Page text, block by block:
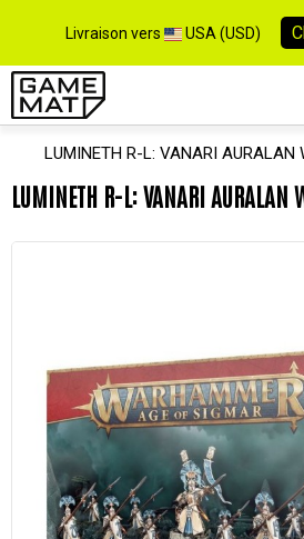
Livraison vers USA (USD)
LUMINETH R-L: VANARI AURALAN
LUMINETH R-L: VANARI AURALAN